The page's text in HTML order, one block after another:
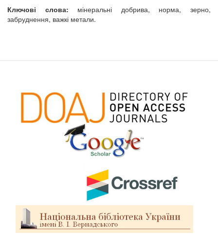
Ключові слова: мінеральні добрива, норма, зерно,
забруднення, важкі метали.